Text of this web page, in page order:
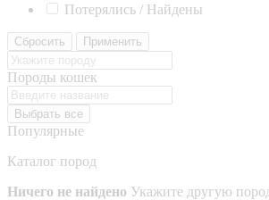
Потерялись / Найдены
Сбросить Применить
Породы кошек
Выбрать все
Популярные
Каталог пород
Ничего не найдено Укажите другую